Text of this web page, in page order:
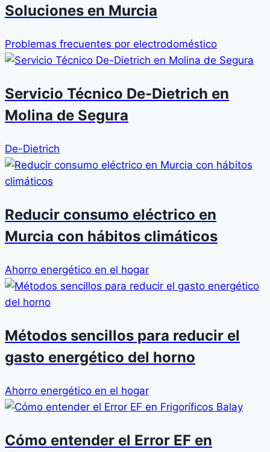
Soluciones en Murcia
Problemas frecuentes por electrodoméstico
Servicio Técnico De-Dietrich en
Molina de Segura
De-Dietrich
Reducir consumo eléctrico en
Murcia con hábitos climáticos
Ahorro energético en el hogar
Métodos sencillos para reducir el
gasto energético del horno
Ahorro energético en el hogar
Cómo entender el Error EF en